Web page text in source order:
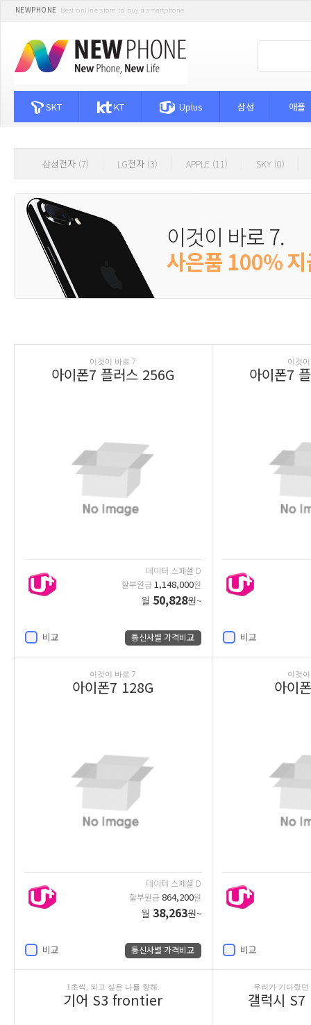
NEWPHONE Best online store to buy a smartphone
SKT KT Uplus 삼성 애플
삼성전자 (7) LG전자 (3) APPLE (11) SKY (0)
이것이 바로 7
아이폰7 플러스 256G
데이터 스페셜 D
할부원금1,148,000원
월 50,828원~
비교 통신사별 가격비교
이것
아이폰7
비교
이것이 바로 7
아이폰7 128G
데이터 스페셜 D
할부원금864,200원
월 38,263원~
비교 통신사별 가격비교
이것
아이
비교
1초씩, 되고 싶은 나를 향해.
기어 S3 frontier
우리가 기다렸
갤럭시 S7